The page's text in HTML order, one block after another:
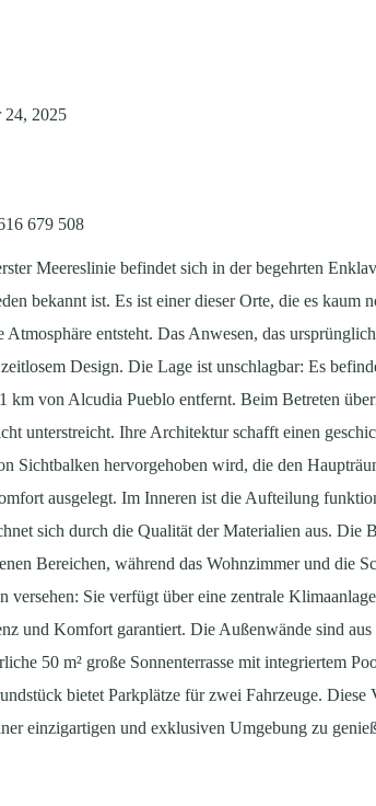
24, 2025
679 508
Meereslinie befindet sich in der begehrten
bekannt ist. Es ist einer dieser Orte, die es
Atmosphäre entsteht. Das Anwesen, das
Design. Die Lage ist unschlagbar: Es
km von Alcudia Pueblo entfernt. Beim Betreten
unterstreicht. Ihre Architektur schafft einen
Sichtbalken hervorgehoben wird, die den
ausgelegt. Im Inneren ist die Aufteilung
sich durch die Qualität der Materialien aus.
Bereichen, während das Wohnzimmer und die
versehen: Sie verfügt über eine zentrale
und Komfort garantiert. Die Außenwände sind
50 m² große Sonnenterrasse mit integriertem
bietet Parkplätze für zwei Fahrzeuge.
einzigartigen und exklusiven Umgebung zu